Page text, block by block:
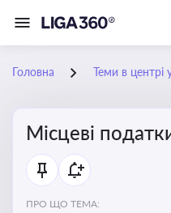
Головна Теми в центрі
Місцеві
ПРО ЩО ТЕМА: